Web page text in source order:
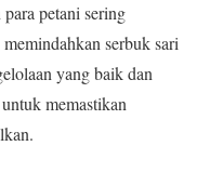
petani sering
serbuk sari
yang baik dan
memastikan